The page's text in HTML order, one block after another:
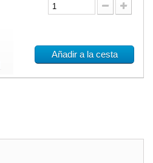
Añadir a la cesta